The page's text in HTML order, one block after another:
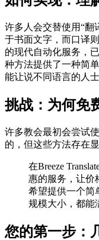
许多人会交替使用“翻
于书面文字，而口译
的现代自动化服务，
种方法提供了一种简
能让说不同语言的人
挑战：为何免
许多教会最初会尝试
的，但这些方法存在显
在Breeze
惠的服务，让价
希望提供一个简
规模大小，都能
您的第一步：